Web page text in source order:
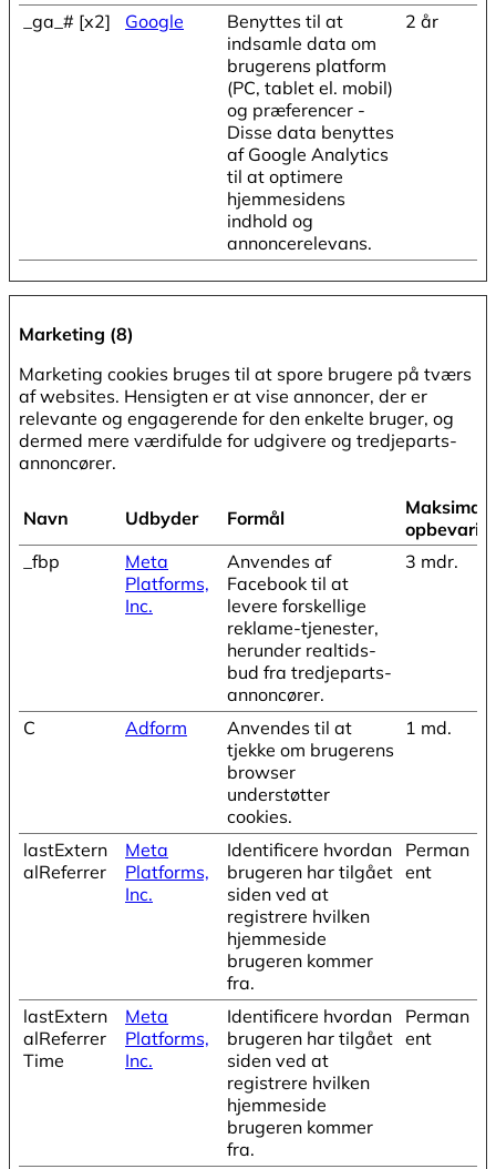
_ga_# [x2] Google
Benyttes til at
indsamle data om
brugerens platform
(PC, tablet el. mobil)
og præferencer -
Disse data benyttes
af Google Analytics
til at optimere
hjemmesidens
indhold og
annoncerelevans.
2 år
Marketing (8)
Marketing cookies bruges til at spore brugere på tværs
af websites. Hensigten er at vise annoncer, der er
relevante og engagerende for den enkelte bruger, og
dermed mere værdifulde for udgivere og tredjeparts-
annoncører.
Navn Udbyder Formål
Maksimal
_fbp
Meta
Platforms,
Inc.
Anvendes af
Facebook til at
levere forskellige
reklame-tjenester,
herunder realtids-
bud fra tredjeparts-
annoncører.
3 mdr.
C Adform
Anvendes til at
tjekke om brugerens
browser
understøtter
cookies.
1 md.
lastExtern
alReferrer
Meta
Platforms,
Inc.
Identificere hvordan
brugeren har tilgået
siden ved at
registrere hvilken
hjemmeside
brugeren kommer
fra.
Perman
ent
lastExtern
alReferrer
Time
Meta
Platforms,
Inc.
Identificere hvordan
brugeren har tilgået
siden ved at
registrere hvilken
hjemmeside
brugeren kommer
fra.
Perman
ent